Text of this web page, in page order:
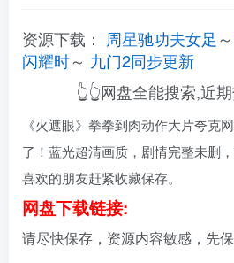
资源下载： 周星驰功夫女足 ～
闪耀时～ 九门2同步更新
👆👆网盘全能搜索,近
《火遮眼》拳拳到肉动作大片夸克
了！蓝光超清画质，剧情完整未删
喜欢的朋友赶紧收藏保存。
网盘下载链接:
请尽快保存，资源内容敏感，先